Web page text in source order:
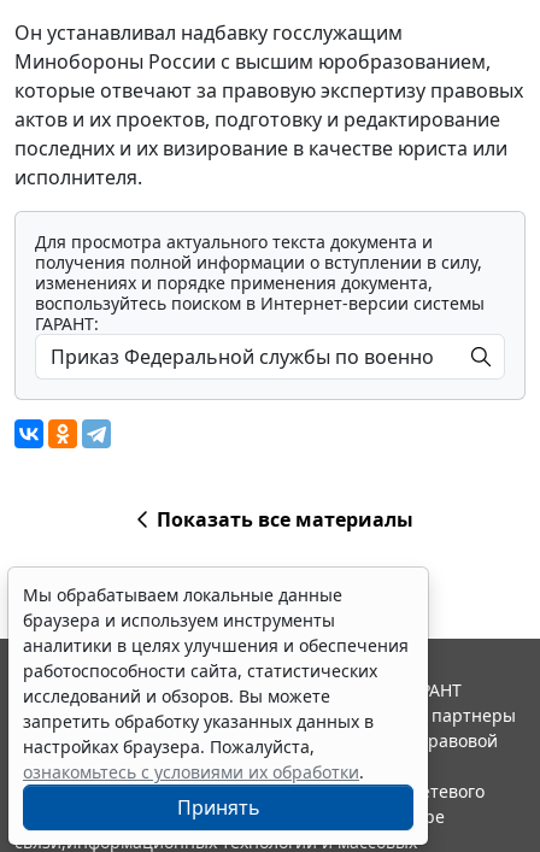
Он устанавливал надбавку госслужащим
Минобороны России с высшим юробразованием,
которые отвечают за правовую экспертизу правовых
актов и их проектов, подготовку и редактирование
последних и их визирование в качестве юриста или
исполнителя.
Для просмотра актуального текста документа и
получения полной информации о вступлении в силу,
изменениях и порядке применения документа,
воспользуйтесь поиском в Интернет-версии системы
ГАРАНТ:
Показать все материалы
Мы обрабатываем локальные данные
браузера и используем инструменты
аналитики в целях улучшения и обеспечения
работоспособности сайта, статистических
исследований и обзоров. Вы можете
запретить обработку указанных данных в
настройках браузера. Пожалуйста,
ознакомьтесь с условиями их обработки.
Принять
© ООО "НПП "ГАРАНТ-СЕРВИС", 2026. Система ГАРАНТ
выпускается с 1990 года. Компания "Гарант" и ее партнеры
являются участниками Российской ассоциации правовой
информации ГАРАНТ.
Портал ГАРАНТ.РУ зарегистрирован в качестве сетевого
издания Федеральной службой по надзору в сфере
связи,информационных технологий и массовых